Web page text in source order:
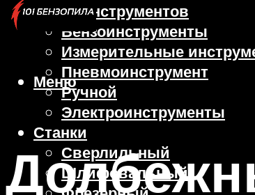
Виды инструментов
Бензоинструменты
Измерительные
Пневмоинструмент
Ручной
Электроинструменты
Станки
Сверлильный
Шлифовальный
Меню